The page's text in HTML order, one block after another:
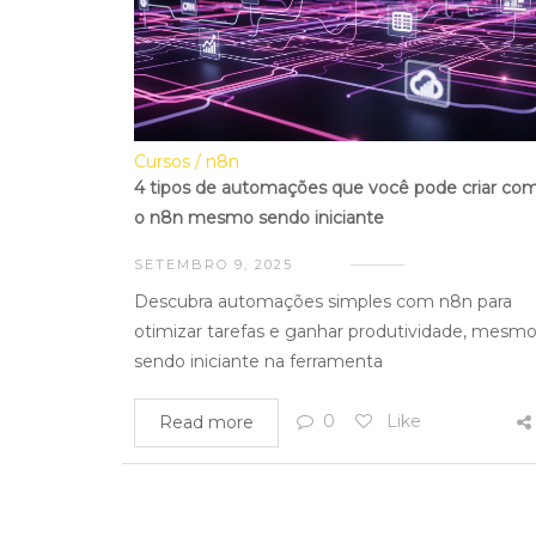
Cursos
n8n
4 tipos de automações que você pode criar
o n8n mesmo sendo iniciante
SETEMBRO 9, 2025
Descubra automações simples com n8n para
otimizar tarefas e ganhar produtividade, mesmo
sendo iniciante na ferramenta
Read more 0 Like